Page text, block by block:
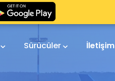
Sürücüler İletişim